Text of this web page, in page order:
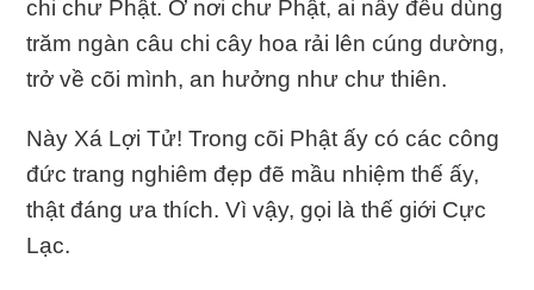
chi chư Phật. Ở nơi chư Phật, ai nấy đều dùng
trăm ngàn câu chi cây hoa rải lên cúng dường,
trở về cõi mình, an hưởng như chư thiên.
Này Xá Lợi Tử! Trong cõi Phật ấy có các công
đức trang nghiêm đẹp đẽ mầu nhiệm thế ấy,
thật đáng ưa thích. Vì vậy, gọi là thế giới Cực
Lạc.